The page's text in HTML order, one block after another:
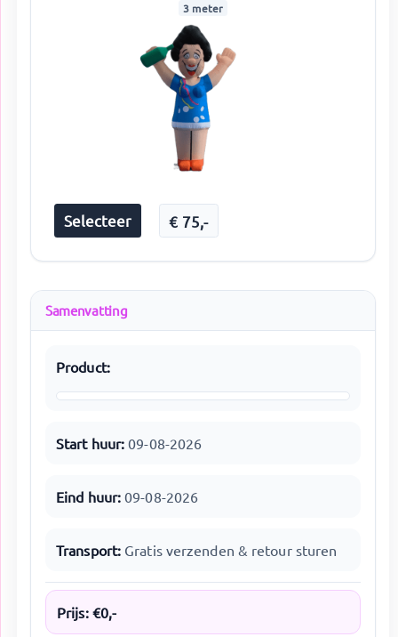
3 meter
Selecteer € 75,-
Samenvatting
Product:
Start huur: 09-08-2026
Eind huur: 09-08-2026
Transport: Gratis verzenden & retour sturen
Prijs: €0,-